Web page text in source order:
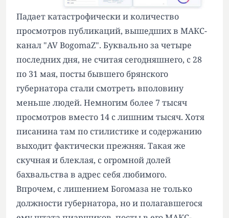
Падает катастрофически и количество
просмотров публикаций, вышедших в МАКС-
канал "AV BogomaZ". Буквально за четыре
последних дня, не считая сегодняшнего, с 28
по 31 мая, посты бывшего брянского
губернатора стали смотреть вполовину
меньше людей. Немногим более 7 тысяч
просмотров вместо 14 с лишним тысяч. Хотя
писанина там по стилистике и содержанию
выходит фактически прежняя. Такая же
скучная и блеклая, с огромной долей
бахвальства в адрес себя любимого.
Впрочем, с лишением Богомаза не только
должности губернатора, но и полагавшегося